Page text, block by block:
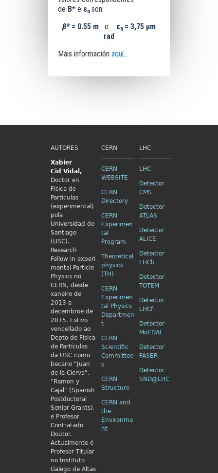
de B* e εn son:
β* = 0.55 m e εn = 3,75 μm
rad
Máis información aquí...
AUTORES
Xabier
Cid Vidal,
Doctor en
Física de
Partículas
(experimental)
pola
Universidad de
Santiago
(USC).
Research
Fellow in experi
mental Particle
Physics no
CERN, desde
xaneiro de
2013 a
decembroe de
2015. Estivo
vencellado ao
Depto de Física
de Partículas
da USC como
becario "Juan
de la Cierva",
"Ramon y
Cajal" (Spanish
Postdoctoral
Senior Grants),
e Profesor
Contratado
Doutor.
Actualmente é
Profesor Titular
no Instituto
Galego de Altas
CERN
CERN
WEBSITE
CERN
Directory
CERN
Experimen
tal
Program
Theoretical
physics
(TH)
CERN
Experimen
tal Physics
Departmen
t
CERN
Scientific
Committee
s
CERN
Structure
CERN and
the
Environme
nt
LHC
LHC
Detector
CMS
Detector
ATLAS
Detector
ALICE
Detector
LHCb
Detector
TOTEM
Detector
LHCf
Detector
MoEDAL
Detector
FASER
Detector
SND@LHC